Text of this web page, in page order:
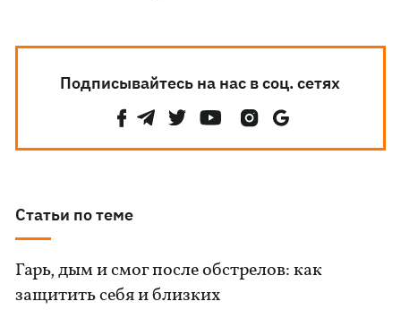
Подписывайтесь на нас в соц. сетях
Статьи по теме
Гарь, дым и смог после обстрелов: как
защитить себя и близких